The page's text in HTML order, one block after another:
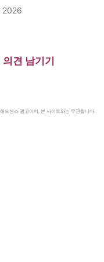
2026
의견 남기기
드센스 광고이며, 본 사이트와는 무관합니다.